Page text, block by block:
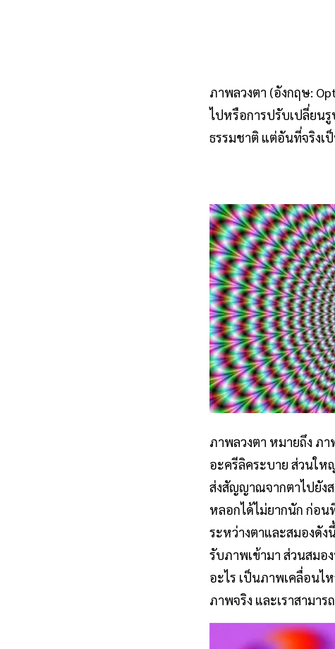
ภาพลวงตา (อังกฤษ:
ไปหรือการปรับเปลี่ยน
ธรรมชาติ แต่อันที่จริงเ
ภาพลวงตา หมายถึง ภ
อะครีลิคระบาย ส่วนให
ส่งสัญญาณจากตาไปยังส
หลอกได้ไม่ยากนัก ก่อน
ระหว่างตาและสมองดั
รับภาพเข้ามา ส่วนสมอ
อะไร เป็นภาพเคลื่อนไ
ภาพจริง และเราสามา